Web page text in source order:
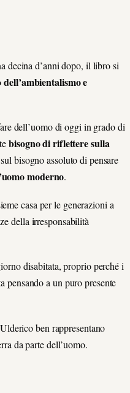
decina d’anni dopo, il libro si
e
dell’uomo di oggi in grado di
bisogno di riflettere sulla
bisogno assoluto di pensare
moderno.
casa per le generazioni a
della irresponsabilità
disabitata, proprio perché i
pensando a un puro presente
ben rappresentano
da parte dell’uomo.